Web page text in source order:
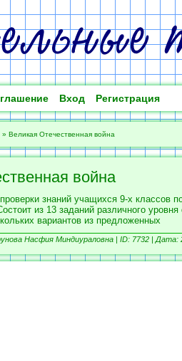
Вход Регистрация
» Великая Отечественная война
война
знаний учащихся 9-х классов
из 13 заданий различного
вариантов из предложенных
Насфия Миндиураловна | ID: 7732 | Дата: